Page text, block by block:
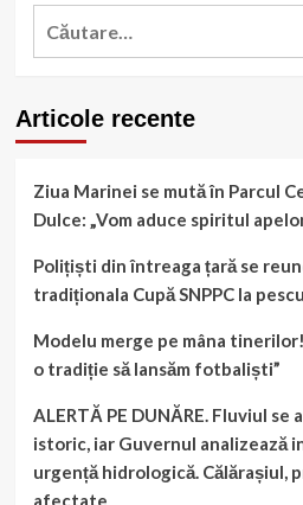
de
mult
celui
primar
călărășean”
Caută
Articole recente
Ziua Marinei se mută în Parcul
Dulce: „Vom aduce spiritul
Polițiști din întreaga țară se
tradiționala Cupă SNPPC la
Modelu merge pe mâna
o tradiție să lansăm fotbaliști”
ALERTĂ PE DUNĂRE. Fluviul se
istoric, iar Guvernul analizează
urgență hidrologică. Călărașiul,